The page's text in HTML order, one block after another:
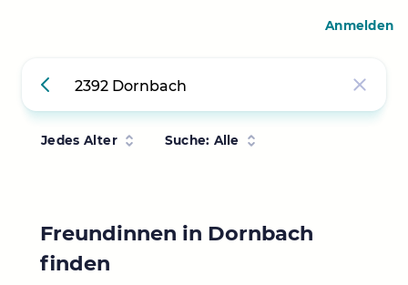
Jedes Alter Suche: Alle
Freundinnen in Dornbach
finden
Anmelden